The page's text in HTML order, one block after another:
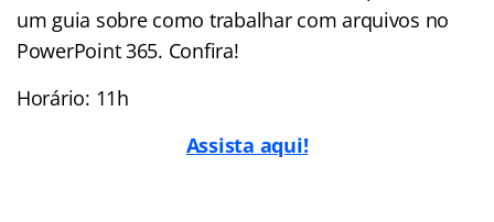
um guia sobre como trabalhar com arquivos no
PowerPoint 365. Confira!
Horário: 11h
Assista aqui!